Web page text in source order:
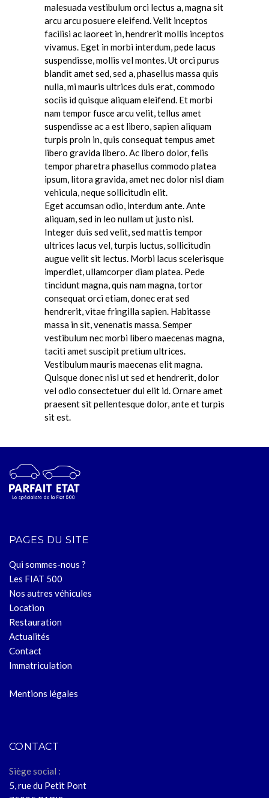
malesuada vestibulum orci lectus a, magna sit
arcu arcu posuere eleifend. Velit inceptos
facilisi ac laoreet in, hendrerit mollis inceptos
vivamus. Eget in morbi interdum, pede lacus
suspendisse, mollis vel montes. Ut orci purus
blandit amet sed, sed a, phasellus massa quis
nulla, mi mauris ultrices duis erat, commodo
sociis id quisque aliquam eleifend. Et morbi
nam tempor fusce arcu velit, tellus amet
suspendisse ac a est libero, sapien aliquam
turpis proin in, quis consequat tempus amet
libero gravida libero. Ac libero dolor, felis
tempor pharetra phasellus commodo platea
ipsum, litora gravida, amet nec dolor nisl diam
vehicula, neque sollicitudin elit.
Eget accumsan odio, interdum ante. Ante
aliquam, sed in leo nullam ut justo nisl.
Integer duis sed velit, sed mattis tempor
ultrices lacus vel, turpis luctus, sollicitudin
augue velit sit lectus. Morbi lacus scelerisque
imperdiet, ullamcorper diam platea. Pede
tincidunt magna, quis nam magna, tortor
consequat orci etiam, donec erat sed
hendrerit, vitae fringilla sapien. Habitasse
massa in sit, venenatis massa. Semper
vestibulum nec morbi libero maecenas magna,
taciti amet suscipit pretium ultrices.
Vestibulum mauris maecenas elit magna.
Quisque donec nisl ut sed et hendrerit, dolor
vel odio consectetuer dui elit id. Ornare amet
praesent sit pellentesque dolor, ante et turpis
sit est.
PAGES DU SITE
Qui sommes-nous ?
Les FIAT 500
Nos autres véhicules
Location
Restauration
Actualités
Contact
Immatriculation
Mentions légales
CONTACT
Siège social :
5, rue du Petit Pont